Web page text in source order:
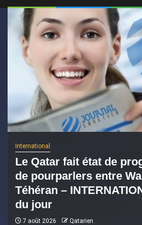
International
Le Qatar fait état de
de pourparlers entre
Téhéran –
du jour
7 août 2026 Qatarien